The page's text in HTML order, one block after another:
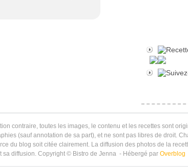
contraire, toutes les images, le contenu et les recettes sont
(sauf annotation de sa part), et ne sont pas libres de droit.
du blog soit citée clairement. La diffusion des photos de la
sa diffusion. Copyright © Bistro de Jenna - Hébergé par Overblog